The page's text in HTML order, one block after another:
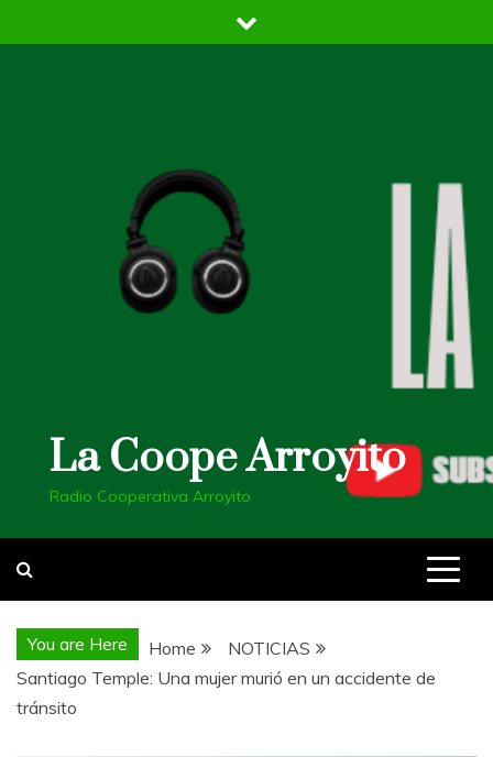
to
La Coope Arroyito
Radio Cooperativa Arroyito
You are Here Home
NOTICIAS
Santiago Temple: Una mujer murió en un accidente de
tránsito